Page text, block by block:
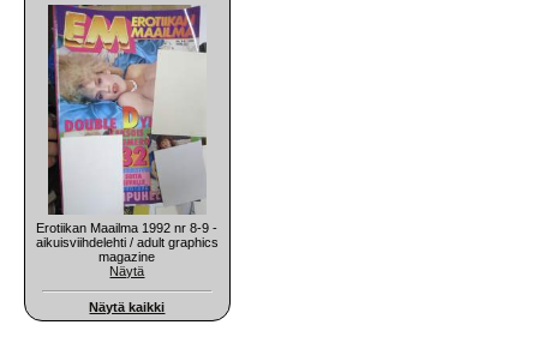
Erotiikan Maailma 1992 nr 8-9 -
aikuisviihdelehti / adult graphics
magazine
Näytä
Näytä kaikki